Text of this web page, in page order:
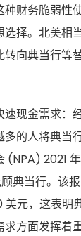
种财务脆弱性
选择。北美相
向典当行等
现金需求：
多的人将典当
(NPA) 2021
典当行。该
美元，这表明
方面发挥着